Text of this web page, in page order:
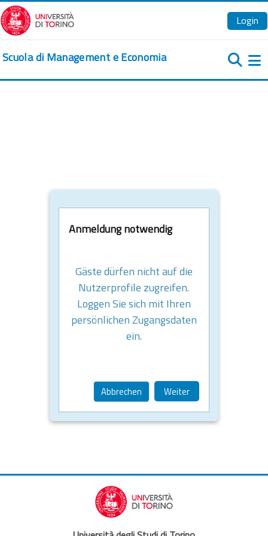
Zum Hauptinhalt
Login
Scuola di Management e Economia
Anmeldung notwendig
Gäste dürfen nicht auf die
Nutzerprofile zugreifen.
Loggen Sie sich mit Ihren
persönlichen Zugangsdaten
ein.
Abbrechen Weiter